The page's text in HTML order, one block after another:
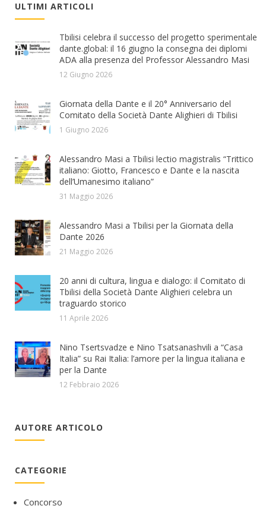
ULTIMI ARTICOLI
Tbilisi celebra il successo del progetto sperimentale
dante.global: il 16 giugno la consegna dei diplomi
ADA alla presenza del Professor Alessandro Masi
12 Giugno 2026
Giornata della Dante e il 20° Anniversario del
Comitato della Società Dante Alighieri di Tbilisi
1 Giugno 2026
Alessandro Masi a Tbilisi lectio magistralis “Trittico
italiano: Giotto, Francesco e Dante e la nascita
dell’Umanesimo italiano”
31 Maggio 2026
Alessandro Masi a Tbilisi per la Giornata della
Dante 2026
21 Maggio 2026
20 anni di cultura, lingua e dialogo: il Comitato di
Tbilisi della Società Dante Alighieri celebra un
traguardo storico
11 Aprile 2026
Nino Tsertsvadze e Nino Tsatsanashvili a “Casa
Italia” su Rai Italia: l’amore per la lingua italiana e
per la Dante
12 Febbraio 2026
AUTORE ARTICOLO
CATEGORIE
Concorso